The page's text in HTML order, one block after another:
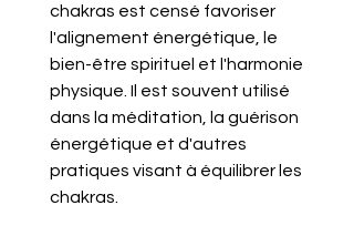
chakras est censé favoriser
l'alignement énergétique, le
bien-être spirituel et l'harmonie
physique. Il est souvent utilisé
dans la méditation, la guérison
énergétique et d'autres
pratiques visant à équilibrer les
chakras.